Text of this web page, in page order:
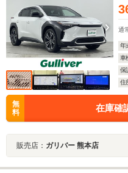
通
年
車
保
住
無
料
在庫確
販売店： ガリバー 熊本店